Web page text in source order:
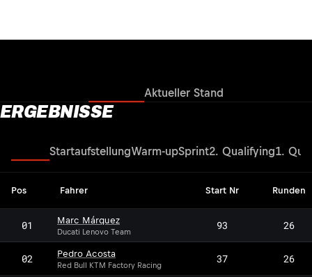
Aktueller Stand
ERGEBNISSE
StartaufstellungWarm-upSprint2. Qualifying1.
Pos Fahrer Start Nr Runden
01 Marc Márquez
Ducati Lenovo Team 93 26
02 Pedro Acosta
Red Bull KTM Factory Racing 37 26